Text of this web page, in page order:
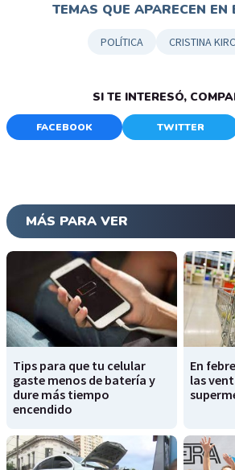
TEMAS QUE APARECEN EN
POLÍTICA CRISTINA
SI TE INTERESÓ,
FACEBOOK TWITTER
MÁS PARA VER
Tips para que tu celular
gaste menos de batería y
dure más tiempo
encendido
En
las